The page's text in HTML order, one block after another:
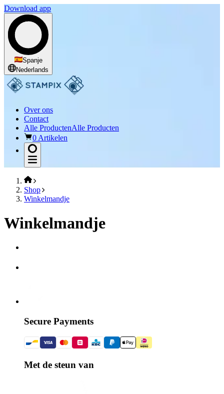
Download app
Spanje
Nederlands
Over ons
Contact
Alle ProductenAlle Producten
0 Artikelen
Shop
Winkelmandje
Winkelmandje
Secure Payments
Met de steun van